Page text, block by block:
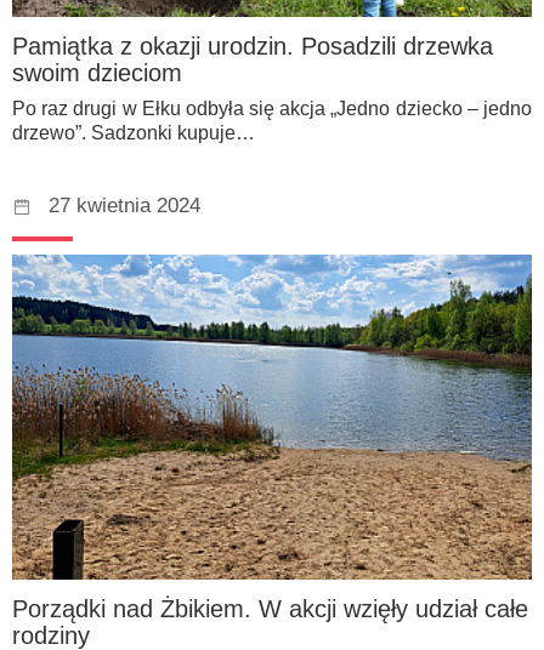
Pamiątka z okazji urodzin. Posadzili drzewka
swoim dzieciom
Po raz drugi w Ełku odbyła się akcja „Jedno dziecko – jedno
drzewo”. Sadzonki kupuje…
27 kwietnia 2024
Porządki nad Żbikiem. W akcji wzięły udział całe
rodziny